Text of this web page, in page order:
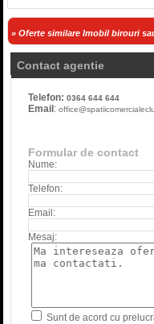
» Oferte similare Imobil birouri
Contact agentie
Telefon:0364 644 644
Email:
Formular de contact
Nume:
Telefon:
Email:
Mesaj:
Sunt de acord cu